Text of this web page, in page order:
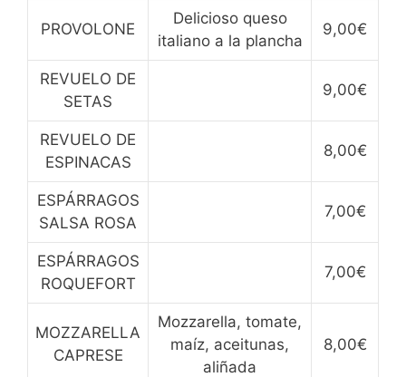
PROVOLONE
Delicioso queso
italiano a la plancha
9,00€
REVUELO DE
SETAS
9,00€
REVUELO DE
ESPINACAS
8,00€
ESPÁRRAGOS
SALSA ROSA
7,00€
ESPÁRRAGOS
ROQUEFORT
7,00€
MOZZARELLA
CAPRESE
Mozzarella, tomate,
maíz, aceitunas,
aliñada
8,00€